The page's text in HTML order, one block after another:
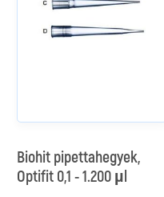
Biohit pipettahegyek,
Optifit 0,1 - 1.200 µl